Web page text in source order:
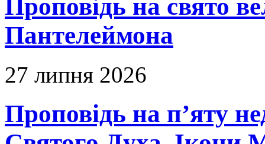
Проповідь на свято
Пантелеймона
27 липня 2026
Проповідь на п’яту